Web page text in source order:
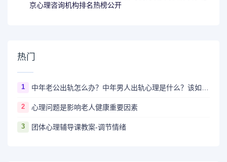
京心理咨询机构排名热榜公开
热门
1
2 心理问题是影响老人健康重要因素
3 团体心理辅导课教案-调节情绪